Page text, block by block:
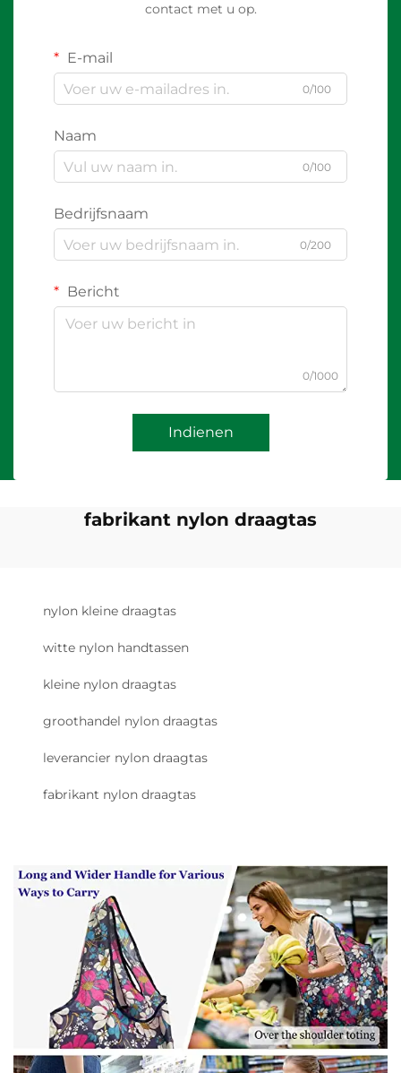
contact met u op.
E-mail
0/100
Naam
0/100
Bedrijfsnaam
0/200
Bericht
0/1000
Indienen
fabrikant nylon draagtas
nylon kleine draagtas
witte nylon handtassen
kleine nylon draagtas
groothandel nylon draagtas
leverancier nylon draagtas
fabrikant nylon draagtas